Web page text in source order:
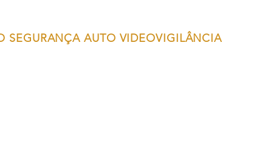
SEGURANÇA AUTO VIDEOVIGILÂNCIA